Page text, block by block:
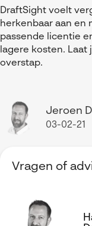
DraftSight voelt
herkenbaar aan en
passende licentie
lagere kosten. Laat
overstap.
Jeroen
03-02-21
Vragen of